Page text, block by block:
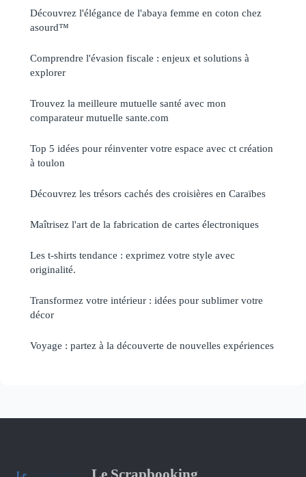
Découvrez l'élégance de l'abaya femme en coton chez
asourd™
Comprendre l'évasion fiscale : enjeux et solutions à
explorer
Trouvez la meilleure mutuelle santé avec mon
comparateur mutuelle sante.com
Top 5 idées pour réinventer votre espace avec ct création
à toulon
Découvrez les trésors cachés des croisières en Caraïbes
Maîtrisez l'art de la fabrication de cartes électroniques
Les t-shirts tendance : exprimez votre style avec
originalité.
Transformez votre intérieur : idées pour sublimer votre
décor
Voyage : partez à la découverte de nouvelles expériences
Le Scrapbooking